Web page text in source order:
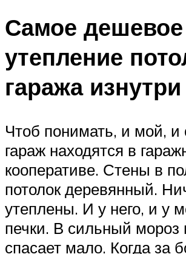
Самое дешевое
утепление
гаража изнутри
Чтоб понимать, и мой, и
гараж находятся в
кооперативе. Стены в
потолок деревянный.
утеплены. И у него, и у
печки. В сильный мороз
спасает мало. Когда за